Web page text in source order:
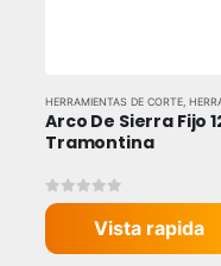
HERRAMIENTAS DE CORTE,
Arco De Sierra Fijo
Tramontina
0out of 5
Vista rapida